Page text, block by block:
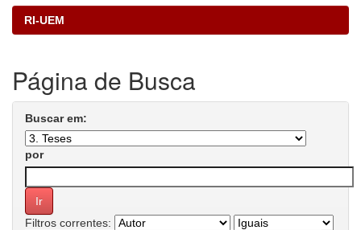
RI-UEM
Página de Busca
Buscar em:
por
Filtros correntes: